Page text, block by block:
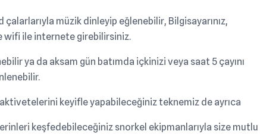
müzik dinleyip eğlenebilir, Bilgisayarınız,
wifi ile internete girebilirsiniz.
ya da aksam gün batımda içkinizi veya saat 5 çayını
keyifle yapabileceğiniz teknemiz de ayrıca
keşfedebileceğiniz snorkel ekipmanlarıyla size mutlu